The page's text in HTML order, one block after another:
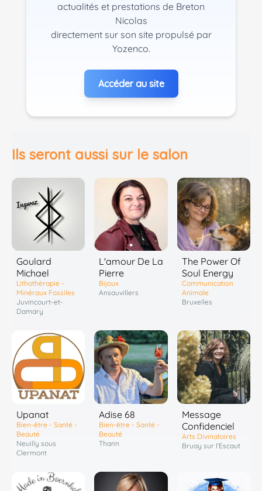
actualités et prestations de Breton
Nicolas
directement sur son site propulsé par
Yozenco.
Accéder au site
Ils seront aussi sur le salon
Goulard
Michael
Lithothérapie -
Minéraux Fossiles
Juvincourt-et-
Damary
L'amour De La
Pierre
Bijoux
Ansauvillers
The Power Of
Soul Energy
Communication
Animale
Bruxelles
Upanat
Bien-être - Santé -
Beauté
Neuilly sous
Clermont
Adise 68
Bien-être - Santé -
Beauté
Thann
Message
Confidenciel
Arts Divinatoires
Bruay sur l'Escaut